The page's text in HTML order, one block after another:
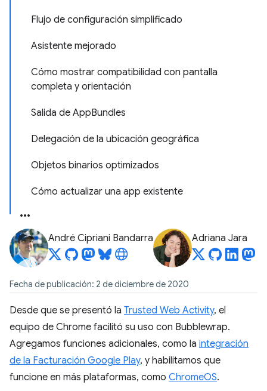
Flujo de configuración simplificado
Asistente mejorado
Cómo mostrar compatibilidad con pantalla
completa y orientación
Salida de AppBundles
Delegación de la ubicación geográfica
Objetos binarios optimizados
Cómo actualizar una app existente
André Cipriani Bandarra Adriana Jara
Fecha de publicación: 2 de diciembre de 2020
Desde que se presentó la Trusted Web Activity, el
equipo de Chrome facilitó su uso con Bubblewrap.
Agregamos funciones adicionales, como la integración
de la Facturación Google Play, y habilitamos que
funcione en más plataformas, como ChromeOS.